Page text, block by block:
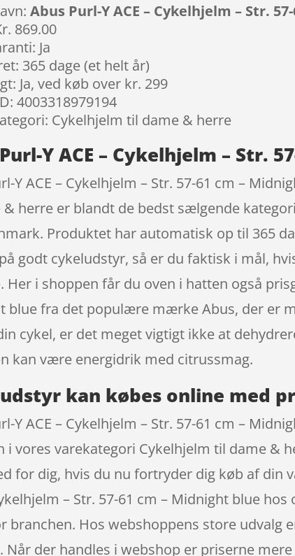
Abus Purl-Y ACE – Cykelhjelm – Str.
869.00
Ja
365 dage (et helt år)
Ja, ved køb over kr. 299
4003318979194
Cykelhjelm til dame & herre
Y ACE – Cykelhjelm – Str.
Y ACE – Cykelhjelm – Str. 57-61 cm –
herre er blandt de bedst sælgende
Produktet har automatisk op til 365
godt cykeludstyr, så er du faktisk i mål,
i shoppen får du oven i hatten også
blue fra det populære mærke Abus, der er
cykel, er det meget vigtigt ikke at
kan være energidrik med citrussmag.
kan købes online med
Y ACE – Cykelhjelm – Str. 57-61 cm –
i vores varekategori Cykelhjelm til dame &
for dig, hvis du nu fortryder dig køb af din
– Str. 57-61 cm – Midnight blue
branchen. Hos webshoppens store
Når der handles i webshop er priserne